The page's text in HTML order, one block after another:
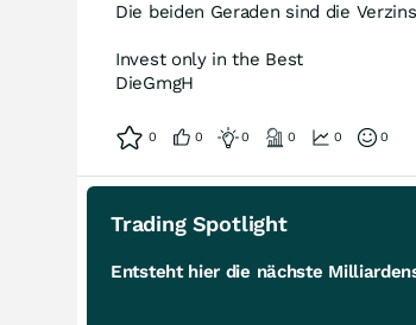
Die beiden Geraden sind die
Invest only in the Best
DieGmgH
0 0 0 0 0 0
Trading Spotlight
Entsteht hier die nächste